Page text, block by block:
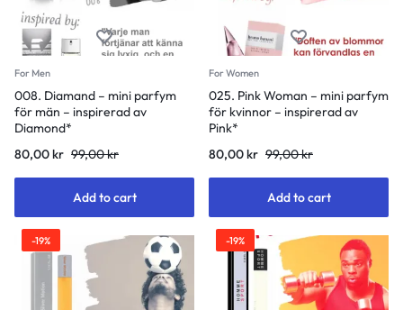
For Men
008. Diamand – mini parfym
för män – inspirerad av
Diamond*
80,00kr 99,00kr
Add to cart
For Women
025. Pink Woman – mini parfym
för kvinnor – inspirerad av
Pink*
80,00kr 99,00kr
Add to cart
-19% -19%